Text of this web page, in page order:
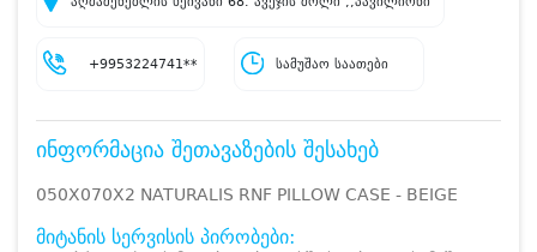
+9953224741** სამუშაო საათები
ინფორმაცია შეთავაზების შესახებ
050X070X2 NATURALIS RNF PILLOW CASE - BEIGE
მიტანის სერვისის პირობები: